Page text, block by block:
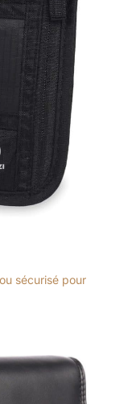
sécurisé pour